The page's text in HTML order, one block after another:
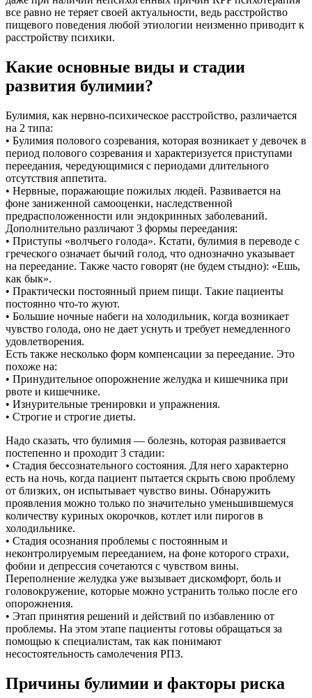
все равно не теряет своей актуальности, ведь расстройство
пищевого поведения любой этиологии неизменно приводит к
расстройству психики.
Какие основные виды и стадии
развития булимии?
Булимия, как нервно-психическое расстройство, различается
на 2 типа:
• Булимия полового созревания, которая возникает у девочек в
период полового созревания и характеризуется приступами
переедания, чередующимися с периодами длительного
отсутствия аппетита.
• Нервные, поражающие пожилых людей. Развивается на
фоне заниженной самооценки, наследственной
предрасположенности или эндокринных заболеваний.
Дополнительно различают 3 формы переедания:
• Приступы «волчьего голода». Кстати, булимия в переводе с
греческого означает бычий голод, что однозначно указывает
на переедание. Также часто говорят (не будем стыдно): «Ешь,
как бык».
• Практически постоянный прием пищи. Такие пациенты
постоянно что-то жуют.
• Большие ночные набеги на холодильник, когда возникает
чувство голода, оно не дает уснуть и требует немедленного
удовлетворения.
Есть также несколько форм компенсации за переедание. Это
похоже на:
• Принудительное опорожнение желудка и кишечника при
рвоте и кишечнике.
• Изнурительные тренировки и упражнения.
• Строгие и строгие диеты.
Надо сказать, что булимия — болезнь, которая развивается
постепенно и проходит 3 стадии:
• Стадия бессознательного состояния. Для него характерно
есть на ночь, когда пациент пытается скрыть свою проблему
от близких, он испытывает чувство вины. Обнаружить
проявления можно только по значительно уменьшившемуся
количеству куриных окорочков, котлет или пирогов в
холодильнике.
• Стадия осознания проблемы с постоянным и
неконтролируемым перееданием, на фоне которого страхи,
фобии и депрессия сочетаются с чувством вины.
Переполнение желудка уже вызывает дискомфорт, боль и
головокружение, которые можно устранить только после его
опорожнения.
• Этап принятия решений и действий по избавлению от
проблемы. На этом этапе пациенты готовы обращаться за
помощью к специалистам, так как понимают
несостоятельность самолечения РПЗ.
Причины булимии и факторы риска